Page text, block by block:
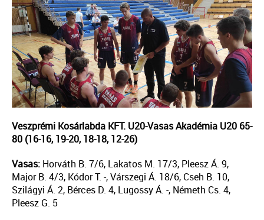
Veszprémi Kosárlabda KFT. U20-Vasas Akadémia U20 65-
80 (16-16, 19-20, 18-18, 12-26)
Vasas: Horváth B. 7/6, Lakatos M. 17/3, Pleesz Á. 9,
Major B. 4/3, Kódor T. -, Várszegi Á. 18/6, Cseh B. 10,
Szilágyi Á. 2, Bérces D. 4, Lugossy Á. -, Németh Cs. 4,
Pleesz G. 5